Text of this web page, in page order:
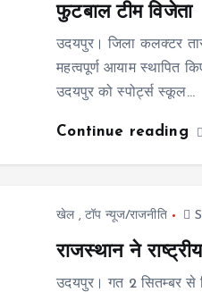
फुटबाल टीम विजेता
उदयपुर। जिला कलक्टर
महत्वपूर्ण आयाम स्थापित
उदयपुर को स्पोर्ट्स स्कूल…
Continue reading
खेल,टॉप न्यूज/राजनीति
राजस्थान ने
उदयपुर। गत 2 सितम्बर